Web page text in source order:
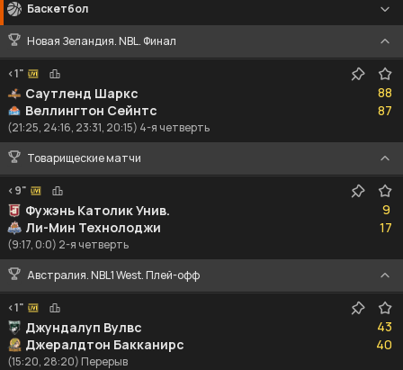
Баскетбол
Новая Зеландия. NBL. Финал
<1"
Саутленд Шаркс
Веллингтон Сейнтс
88
88
87
87
(21:25, 24:16, 23:31, 20:15) 4-я четверть
Товарищеские матчи
<9"
Фужэнь Католик Унив.
Ли-Мин Технолоджи
9
9
17
17
(9:17, 0:0) 2-я четверть
Австралия. NBL1 West. Плей-офф
<1"
Джундалуп Вулвс
Джералдтон Бакканирс
43
43
40
40
(15:20, 28:20) Перерыв